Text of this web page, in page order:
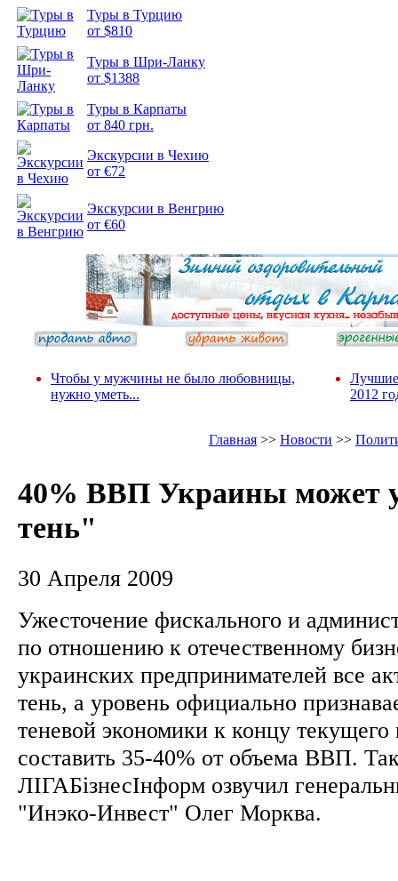
Туры в Турцию
от $810
Туры в Шри-Ланку
от $1388
Туры в Карпаты
от 840 грн.
Экскурсии в Чехию
от €72
Экскурсии в Венгрию
от €60
Чтобы у мужчины не было любовницы,
нужно уметь...
Лучшие
2012
Главная >> Новости >>
40% ВВП Украины может
тень"
30 Апреля 2009
Ужесточение фискального и
по отношению к отечественному
украинских предпринимателей все
тень, а уровень официально
теневой экономики к концу текущего
составить 35-40% от объема ВВП.
ЛІГАБізнесІнформ озвучил
"Инэко-Инвест" Олег Морква.